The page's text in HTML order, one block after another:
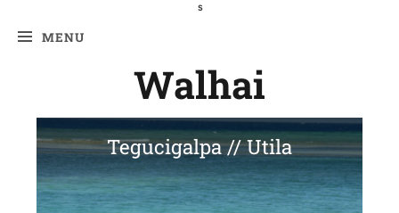
MENU
Walhai
Tegucigalpa // Utila